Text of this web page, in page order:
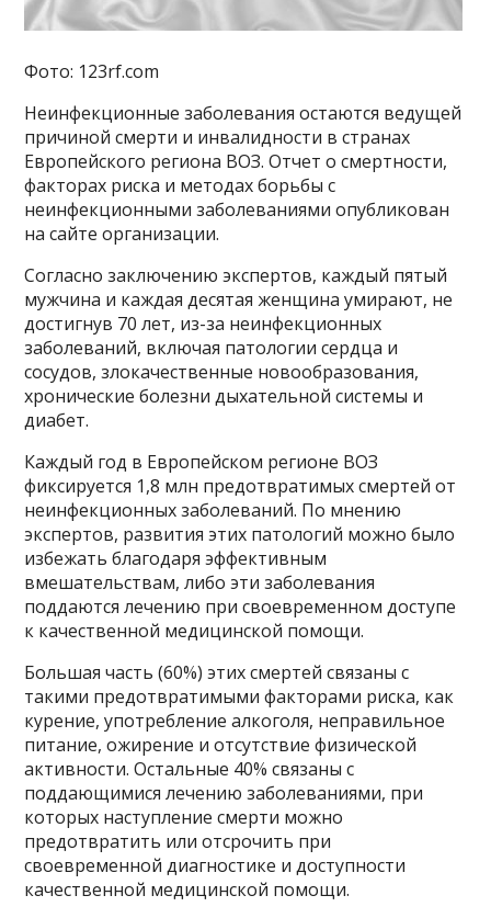
Фото: 123rf.com
Неинфекционные заболевания остаются ведущей
причиной смерти и инвалидности в странах
Европейского региона ВОЗ. Отчет о смертности,
факторах риска и методах борьбы с
неинфекционными заболеваниями опубликован
на сайте организации.
Согласно заключению экспертов, каждый пятый
мужчина и каждая десятая женщина умирают, не
достигнув 70 лет, из-за неинфекционных
заболеваний, включая патологии сердца и
сосудов, злокачественные новообразования,
хронические болезни дыхательной системы и
диабет.
Каждый год в Европейском регионе ВОЗ
фиксируется 1,8 млн предотвратимых смертей от
неинфекционных заболеваний. По мнению
экспертов, развития этих патологий можно было
избежать благодаря эффективным
вмешательствам, либо эти заболевания
поддаются лечению при своевременном доступе
к качественной медицинской помощи.
Большая часть (60%) этих смертей связаны с
такими предотвратимыми факторами риска, как
курение, употребление алкоголя, неправильное
питание, ожирение и отсутствие физической
активности. Остальные 40% связаны с
поддающимися лечению заболеваниями, при
которых наступление смерти можно
предотвратить или отсрочить при
своевременной диагностике и доступности
качественной медицинской помощи.